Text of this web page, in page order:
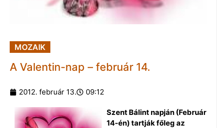
MOZAIK
A Valentin-nap – február 14.
2012. február 13. 09:12
Szent Bálint napján (Február
14-én) tartják főleg az